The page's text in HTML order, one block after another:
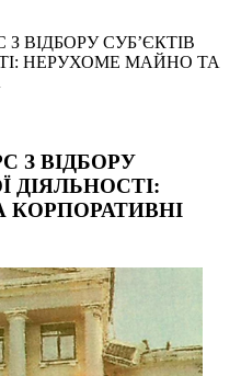
ВІДБОРУ СУБ’ЄКТІВ
НЕРУХОМЕ МАЙНО ТА
З ВІДБОРУ
ДІЯЛЬНОСТІ: